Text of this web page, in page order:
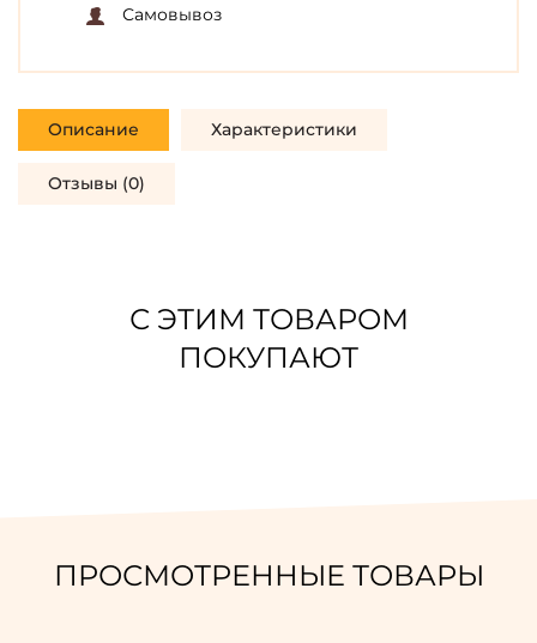
Самовывоз
Описание Характеристики
Отзывы (0)
С ЭТИМ ТОВАРОМ
ПОКУПАЮТ
ПРОСМОТРЕННЫЕ ТОВАРЫ